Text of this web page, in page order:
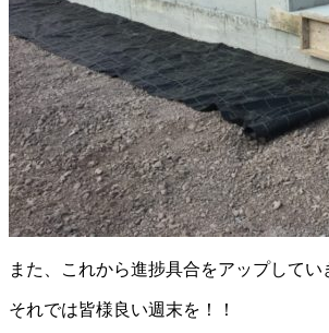
また、これから進捗具合をアップしてい
それでは皆様良い週末を！！